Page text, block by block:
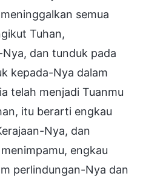
semua
Tuhan,
dan tunduk pada
kepada-Nya dalam
telah menjadi Tuanmu
itu berarti engkau
Nya, dan
engkau
perlindungan-Nya dan